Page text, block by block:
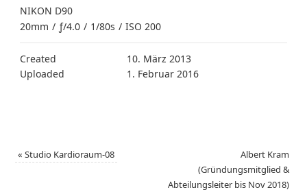
NIKON D90
20mm / ƒ/4.0 / 1/80s / ISO 200
Created
10. März 2013
Uploaded
1. Februar 2016
« Studio Kardioraum-08
Albert Kram
(Gründungsmitglied &
Abteilungsleiter bis Nov 2018)